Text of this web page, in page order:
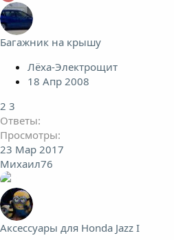
Багажник на крышу
Лёха-Электрощит
18 Апр 2008
2 3
Ответы
Просмотры
23 Мар 2017
Михаил76
Аксессуары для Honda Jazz I